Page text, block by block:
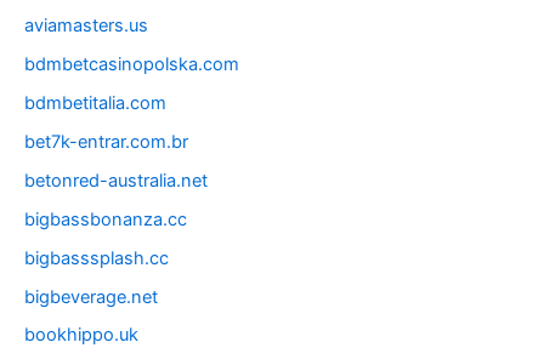
aviamasters.us
bdmbetcasinopolska.com
bdmbetitalia.com
bet7k-entrar.com.br
betonred-australia.net
bigbassbonanza.cc
bigbasssplash.cc
bigbeverage.net
bookhippo.uk